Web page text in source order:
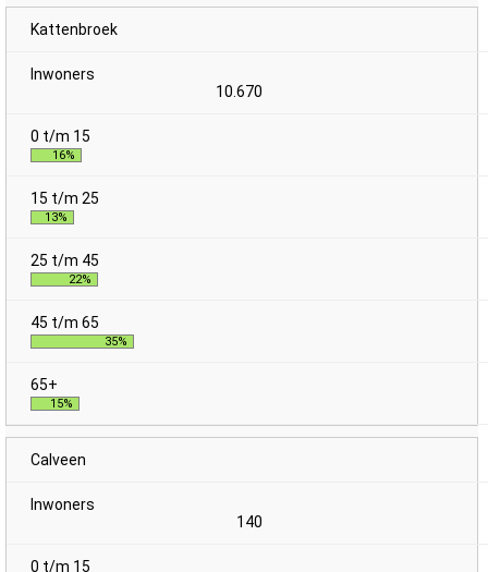
Kattenbroek
10.670
16%
13%
22%
35%
15%
Calveen
140